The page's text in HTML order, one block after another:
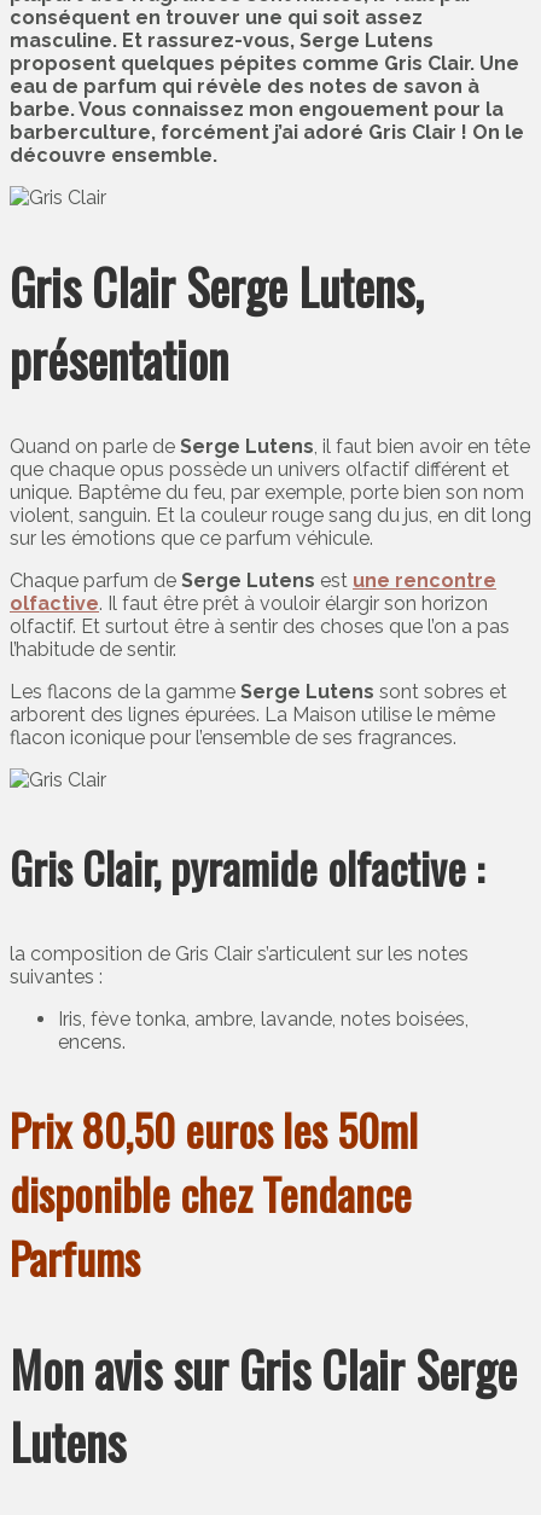
conséquent en trouver une qui soit assez
masculine. Et rassurez-vous, Serge Lutens
proposent quelques pépites comme Gris Clair. Une
eau de parfum qui révèle des notes de savon à
barbe. Vous connaissez mon engouement pour la
barberculture, forcément j’ai adoré Gris Clair ! On le
découvre ensemble.
Gris Clair Serge Lutens,
présentation
Quand on parle de Serge Lutens , il faut bien avoir en tête
que chaque opus possède un univers olfactif différent et
unique. Baptême du feu, par exemple, porte bien son nom
violent, sanguin. Et la couleur rouge sang du jus, en dit long
sur les émotions que ce parfum véhicule.
Chaque parfum de Serge Lutens est une rencontre
olfactive. Il faut être prêt à vouloir élargir son horizon
olfactif. Et surtout être à sentir des choses que l’on a pas
l’habitude de sentir.
Les flacons de la gamme Serge Lutens sont sobres et
arborent des lignes épurées. La Maison utilise le même
flacon iconique pour l’ensemble de ses fragrances.
Gris Clair, pyramide olfactive :
la composition de Gris Clair s’articulent sur les notes
suivantes :
Iris, fève tonka, ambre, lavande, notes boisées,
encens.
Prix 80,50 euros les 50ml
disponible chez Tendance
Parfums
Mon avis sur Gris Clair Serge
Lutens